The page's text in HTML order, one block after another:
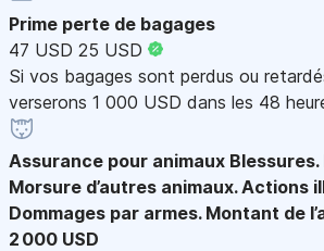
Prime perte de bagages
47 USD 25 USD
Si vos bagages sont perdus ou
verserons 1 000 USD dans les 48
Assurance pour animaux
Morsure d’autres animaux. Actions
Dommages par armes. Montant de
2 000 USD